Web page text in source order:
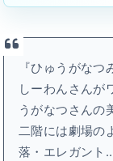
『ひゅうがな
しーわんさんが
うがなつさんの
二階には劇場の
落・エレガント